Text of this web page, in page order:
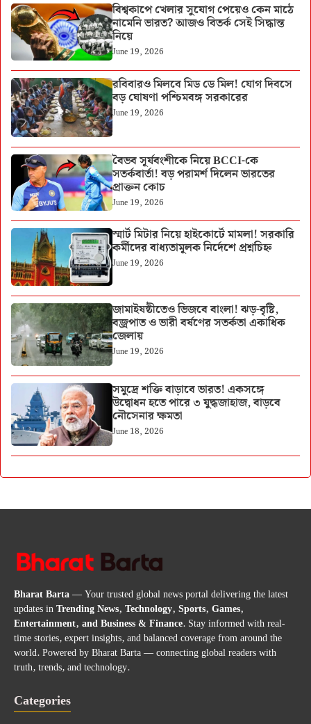
বিশ্বকাপে খেলার সুযোগ পেয়েও কেন মাঠে
নামেনি ভারত? আজও বিতর্ক সেই সিদ্ধান্ত
নিয়ে
June 19, 2026
রবিবারও মিলবে মিড ডে মিল! যোগ দিবসে
বড় ঘোষণা পশ্চিমবঙ্গ সরকারের
June 19, 2026
বৈভব সূর্যবংশীকে নিয়ে BCCI-কে
সতর্কবার্তা! বড় পরামর্শ দিলেন ভারতের
প্রাক্তন কোচ
June 19, 2026
স্মার্ট মিটার নিয়ে হাইকোর্টে মামলা! সরকারি
কর্মীদের বাধ্যতামূলক নির্দেশে প্রশ্নচিহ্ন
June 19, 2026
জামাইষষ্ঠীতেও ভিজবে বাংলা! ঝড়-বৃষ্টি,
বজ্রপাত ও ভারী বর্ষণের সতর্কতা একাধিক
জেলায়
June 19, 2026
সমুদ্রে শক্তি বাড়াবে ভারত! একসঙ্গে
উদ্বোধন হতে পারে ৩ যুদ্ধজাহাজ, বাড়বে
নৌসেনার ক্ষমতা
June 18, 2026
Bharat Barta— Your trusted global news portal delivering the latest
updates inTrending News, Technology, Sports, Games,
Entertainment, and Business & Finance. Stay informed with real-
time stories, expert insights, and balanced coverage from around the
world. Powered by Bharat Barta — connecting global readers with
truth, trends, and technology.
Categories